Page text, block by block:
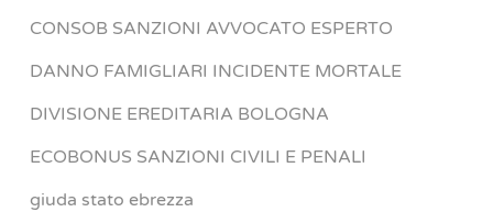
CONSOB SANZIONI AVVOCATO ESPERTO
DANNO FAMIGLIARI INCIDENTE MORTALE
DIVISIONE EREDITARIA BOLOGNA
ECOBONUS SANZIONI CIVILI E PENALI
giuda stato ebrezza